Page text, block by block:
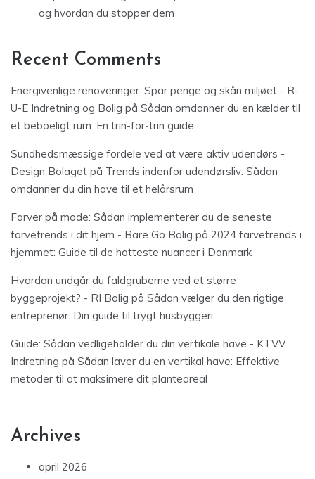
og hvordan du stopper dem
Recent Comments
Energivenlige renoveringer: Spar penge og skån miljøet - R-
U-E Indretning og Bolig på Sådan omdanner du en kælder til
et beboeligt rum: En trin-for-trin guide
Sundhedsmæssige fordele ved at være aktiv udendørs -
Design Bolaget på Trends indenfor udendørsliv: Sådan
omdanner du din have til et helårsrum
Farver på mode: Sådan implementerer du de seneste
farvetrends i dit hjem - Bare Go Bolig på 2024 farvetrends i
hjemmet: Guide til de hotteste nuancer i Danmark
Hvordan undgår du faldgruberne ved et større
byggeprojekt? - RI Bolig på Sådan vælger du den rigtige
entreprenør: Din guide til trygt husbyggeri
Guide: Sådan vedligeholder du din vertikale have - KTVV
Indretning på Sådan laver du en vertikal have: Effektive
metoder til at maksimere dit planteareal
Archives
april 2026